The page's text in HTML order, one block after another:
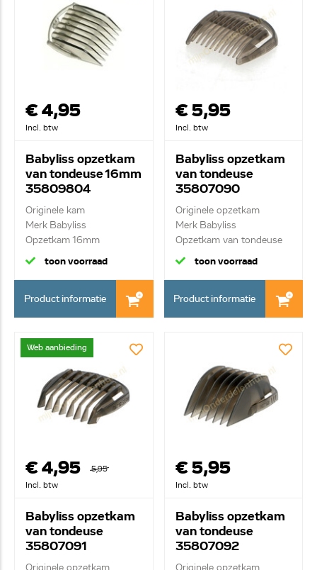
€ 4,95
Incl. btw
Babyliss opzetkam
van tondeuse 16mm
35809804
Originele kam
Merk Babyliss
Opzetkam 16mm
toon voorraad
Product informatie
€ 5,95
Incl. btw
Babyliss opzetkam
van tondeuse
35807090
Originele opzetkam
Merk Babyliss
Opzetkam van tondeuse
0.5...
toon voorraad
Product informatie
Web aanbieding
€ 4,95
5,95
Incl. btw
Babyliss opzetkam
van tondeuse
35807091
Originele opzetkam
€ 5,95
Incl. btw
Babyliss opzetkam
van tondeuse
35807092
Originele opzetkam